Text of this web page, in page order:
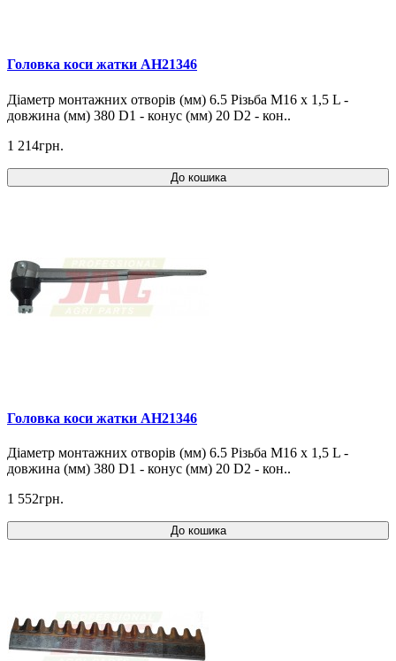
Головка коси жатки AH21346
Діаметр монтажних отворів (мм) 6.5 Різьба М16 х 1,5 L -
довжина (мм) 380 D1 - конус (мм) 20 D2 - кон..
1 214грн.
До кошика
Головка коси жатки AH21346
Діаметр монтажних отворів (мм) 6.5 Різьба М16 х 1,5 L -
довжина (мм) 380 D1 - конус (мм) 20 D2 - кон..
1 552грн.
До кошика